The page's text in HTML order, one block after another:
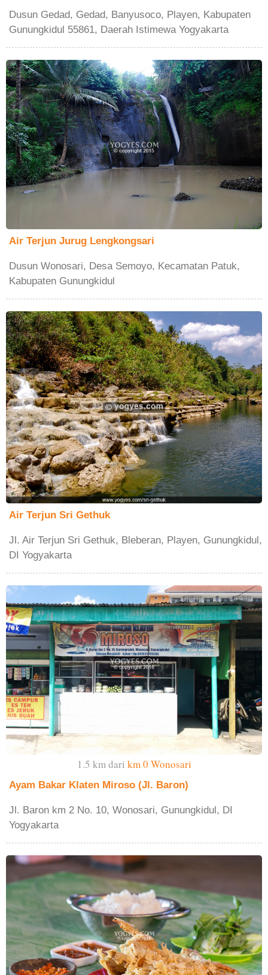
Dusun Gedad, Gedad, Banyusoco, Playen, Kabupaten
Gunungkidul 55861, Daerah Istimewa Yogyakarta
Air Terjun Jurug Lengkongsari
Dusun Wonosari, Desa Semoyo, Kecamatan Patuk,
Kabupaten Gunungkidul
Air Terjun Sri Gethuk
Jl. Air Terjun Sri Gethuk, Bleberan, Playen, Gunungkidul,
DI Yogyakarta
1.5 km dari km 0 Wonosari
Ayam Bakar Klaten Miroso (Jl. Baron)
Jl. Baron km 2 No. 10, Wonosari, Gunungkidul, DI
Yogyakarta